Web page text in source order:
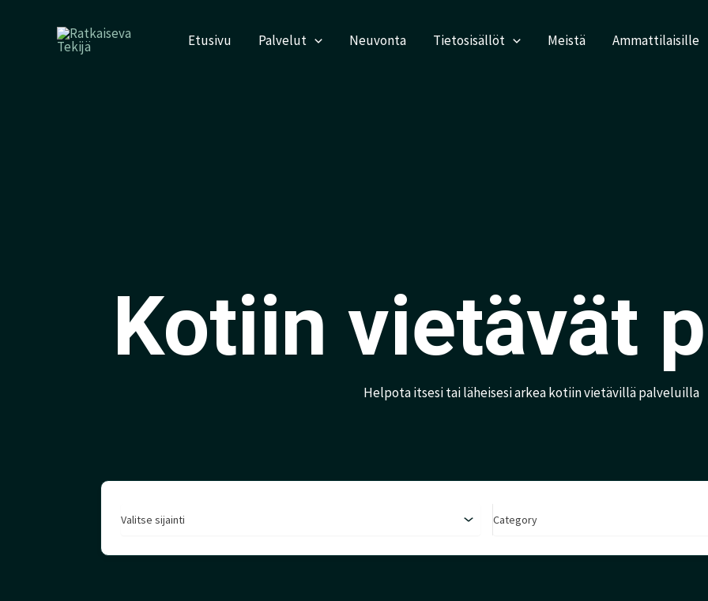
Etusivu Palvelut Neuvonta Tietosisällöt Meistä Ammattilaisille
Kotiin vietävät
Helpota itsesi tai läheisesi arkea kotiin vietävillä palveluilla